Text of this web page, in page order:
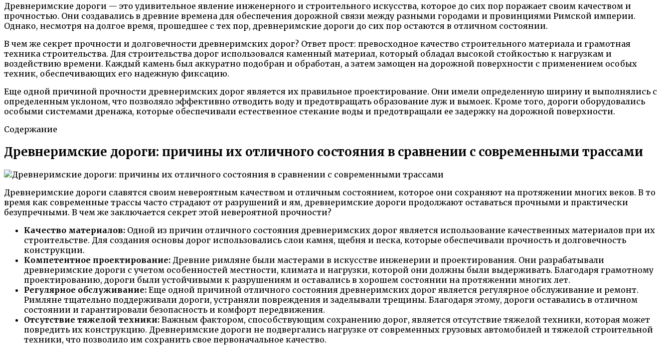
Древнеримские дороги — это удивительное явление инженерного и строительного искусства, которое до сих пор поражает своим качеством и
прочностью. Они создавались в древние времена для обеспечения дорожной связи между разными городами и провинциями Римской империи.
Однако, несмотря на долгое время, прошедшее с тех пор, древнеримские дороги до сих пор остаются в отличном состоянии.
В чем же секрет прочности и долговечности древнеримских дорог? Ответ прост: превосходное качество строительного материала и грамотная
техника строительства. Для строительства дорог использовался каменный материал, который обладал высокой стойкостью к нагрузкам и
воздействию времени. Каждый камень был аккуратно подобран и обработан, а затем замощен на дорожной поверхности с применением особых
техник, обеспечивающих его надежную фиксацию.
Еще одной причиной прочности древнеримских дорог является их правильное проектирование. Они имели определенную ширину и выполнялись с
определенным уклоном, что позволяло эффективно отводить воду и предотвращать образование луж и вымоек. Кроме того, дороги оборудовались
особыми системами дренажа, которые обеспечивали естественное стекание воды и предотвращали ее задержку на дорожной поверхности.
Содержание
Древнеримские дороги: причины их отличного состояния в сравнении с современными трассами
Древнеримские дороги славятся своим невероятным качеством и отличным состоянием, которое они сохраняют на протяжении многих веков. В то
время как современные трассы часто страдают от разрушений и ям, древнеримские дороги продолжают оставаться прочными и практически
безупречными. В чем же заключается секрет этой невероятной прочности?
Качество материалов: Одной из причин отличного состояния древнеримских дорог является использование качественных материалов при их
строительстве. Для создания основы дорог использовались слои камня, щебня и песка, которые обеспечивали прочность и долговечность
конструкции.
Компетентное проектирование: Древние римляне были мастерами в искусстве инженерии и проектирования. Они разрабатывали
древнеримские дороги с учетом особенностей местности, климата и нагрузки, которой они должны были выдерживать. Благодаря грамотному
проектированию, дороги были устойчивыми к разрушениям и оставались в хорошем состоянии на протяжении многих лет.
Регулярное обслуживание: Еще одной причиной отличного состояния древнеримских дорог является регулярное обслуживание и ремонт.
Римляне тщательно поддерживали дороги, устраняли повреждения и заделывали трещины. Благодаря этому, дороги оставались в отличном
состоянии и гарантировали безопасность и комфорт передвижения.
Отсутствие тяжелой техники: Важным фактором, способствующим сохранению дорог, является отсутствие тяжелой техники, которая может
повредить их конструкцию. Древнеримские дороги не подвергались нагрузке от современных грузовых автомобилей и тяжелой строительной
техники, что позволило им сохранить свое первоначальное качество.